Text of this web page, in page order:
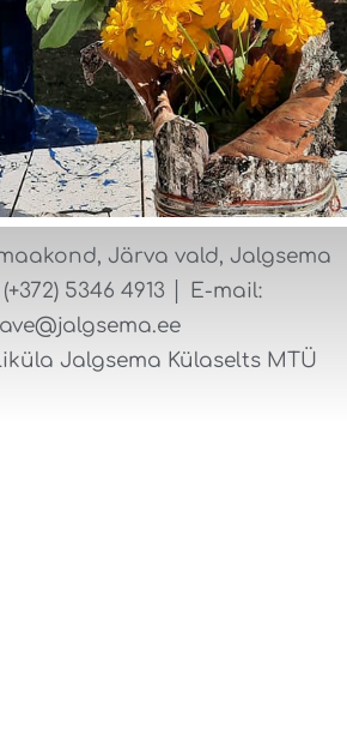
Järva vald, Jalgsema
5346 4913 │ E-mail:
Jalgsema Külaselts MTÜ